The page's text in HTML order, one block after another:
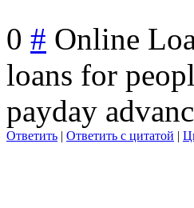
0 # Online
loans for
payday
Ответить | Ответить с цитатой |